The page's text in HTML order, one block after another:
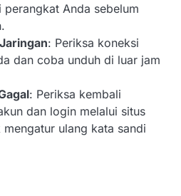
perangkat Anda sebelum
: Periksa koneksi
dan coba unduh di luar jam
: Periksa kembali
dan login melalui situs
mengatur ulang kata sandi